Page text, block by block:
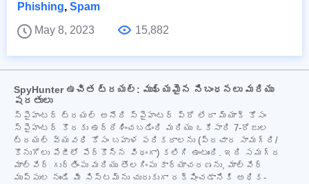
Phishing, Spam
May 8, 2023
15,882
SpyHunter ఉచిత ట్రయల్: ముఖ్యమైన నిబంధనలు మరియు
షరతులు
స్పైహంటర్ ట్రయల్ అనేది స్పైహంటర్ ప్రో లేదా మ్యాక్ కోసం
స్పైహంటర్ కొరకు ఉద్దేశించబడింది మరియు ఒకేసారి 7-రోజుల
ట్రయల్ వ్యవధి కోసం బహుళ పరికరాలను (ప్రచార సామగ్రి/
కొనుగోలు పేజీలో పేర్కొన్న విధంగా) కలిగి ఉంటుంది. ఇది సమగ్ర
మాల్వేర్ గుర్తింపు మరియు తొలగింపు కార్యాచరణను, మాల్వేర్
ముప్పుల నుండి మీ సిస్టమ్‌ను చురుకుగా రక్షించడానికి అధిక-